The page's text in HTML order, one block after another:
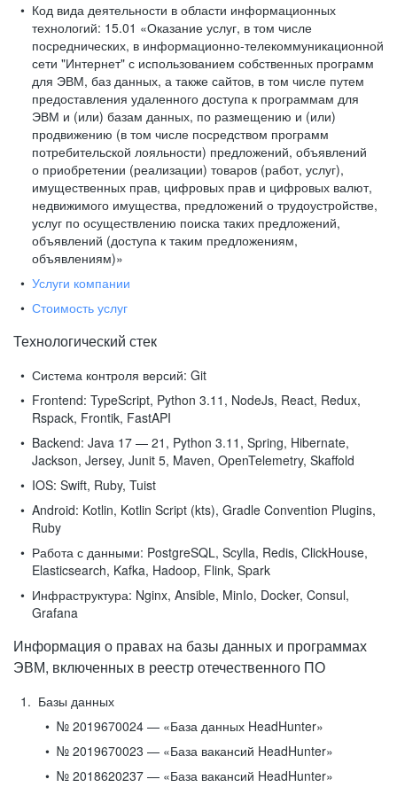
Код вида деятельности в области информационных
технологий: 15.01 «Оказание услуг, в том числе
посреднических, в информационно-телекоммуникационной
сети "Интернет" с использованием собственных программ
для ЭВМ, баз данных, а также сайтов, в том числе путем
предоставления удаленного доступа к программам для
ЭВМ и (или) базам данных, по размещению и (или)
продвижению (в том числе посредством программ
потребительской лояльности) предложений, объявлений
о приобретении (реализации) товаров (работ, услуг),
имущественных прав, цифровых прав и цифровых валют,
недвижимого имущества, предложений о трудоустройстве,
услуг по осуществлению поиска таких предложений,
объявлений (доступа к таким предложениям,
объявлениям)»
Услуги компании
Стоимость услуг
Технологический стек
Система контроля версий: Git
Frontend: TypeScript, Python 3.11, NodeJs, React, Redux,
Rspack, Frontik, FastAPI
Backend: Java 17 — 21, Python 3.11, Spring, Hibernate,
Jackson, Jersey, Junit 5, Maven, OpenTelemetry, Skaffold
IOS: Swift, Ruby, Tuist
Android: Kotlin, Kotlin Script (kts), Gradle Convention Plugins,
Ruby
Работа с данными: PostgreSQL, Scylla, Redis, ClickHouse,
Elasticsearch, Kafka, Hadoop, Flink, Spark
Инфраструктура: Nginx, Ansible, MinIo, Docker, Consul,
Grafana
Информация о правах на базы данных и программах
ЭВМ, включенных в реестр отечественного ПО
Базы данных
№ 2019670024 — «База данных HeadHunter»
№ 2019670023 — «База вакансий HeadHunter»
№ 2018620237 — «База вакансий HeadHunter»